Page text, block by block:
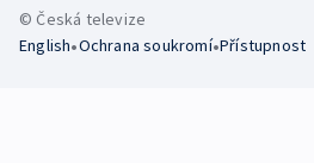
© Česká televize
English•Ochrana soukromí•Přístupnost